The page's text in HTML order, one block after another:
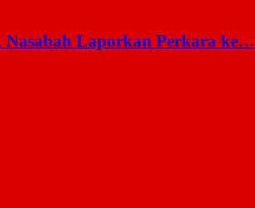
Nasabah Laporkan Perkara ke…